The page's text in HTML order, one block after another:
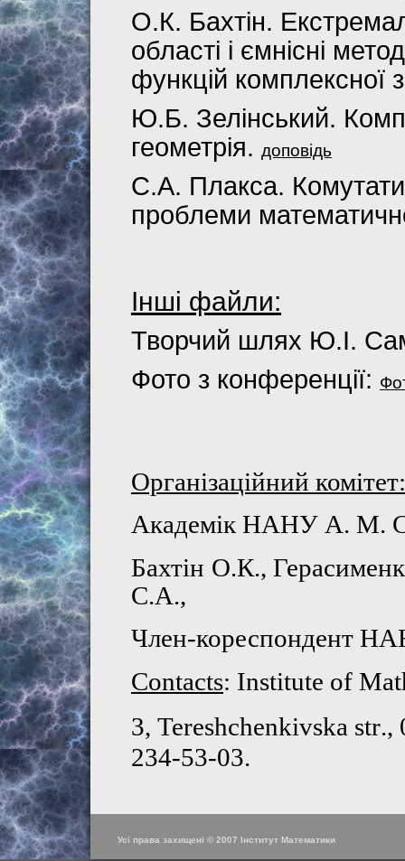
О.К. Бахтін.
області і ємнісні
функцій комплексної
Ю.Б. Зелінський.
геометрія. доповідь
С.А. Плакса.
проблеми
Інші файли:
Творчий шлях Ю.І.
Фото з конференції:
Організаційний комітет:
Академік НАНУ А. М.
Бахтін О.К.,
С.А.,
Член-кореспондент
Contacts: Institute of
3, Tereshchenkivska str.,
234-53-03.
Усі права захищені © 2007 Інститут Математики